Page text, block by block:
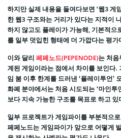
하지만 실제 내용을 들여다보면 ‘웹3 게
한 웹3 구조와는 거리가 있다는 지적이
하지 않고도 플레이가 가능해, 기본적으
를 일부 덧입힌 형태에 더 가깝다는 평가
이와 달리 페페노드(PEPENODE)는 처
계된 게임이라는 점에서 차이를 보인다
임 붐 이후 한계를 드러낸 ‘플레이투언’
화폐 분야에서는 처음 시도되는 ‘마인
보다 지속 가능한 구조를 목표로 하고 있
일부 프로젝트가 게임파이를 부분적으
페페노드는 게임파이가 앞으로 어떻게